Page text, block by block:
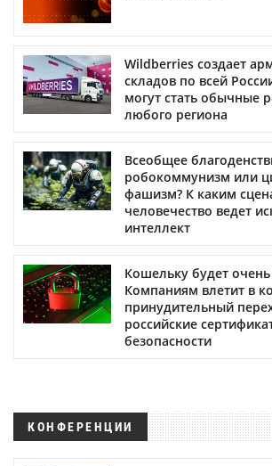
Wildberries создает
складов по всей
могут стать обычные
любого региона
Всеобщее
робокоммунизм или
фашизм? К каким
человечество ведет
интеллект
Кошельку будет
Компаниям влетит в
принудительный
российские
безопасности
КОНФЕРЕНЦИИ